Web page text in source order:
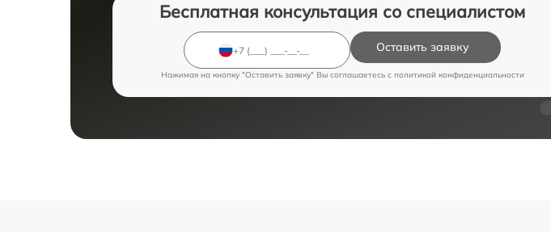
Бесплатная консультация со специалистом
Оставить заявку
Нажимая на кнопку "Оставить заявку" Вы соглашаетесь c политикой конфиденциальности